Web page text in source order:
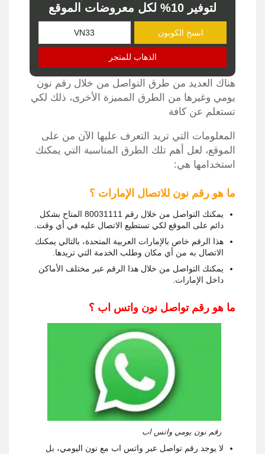
لتوفير 10% لكل معروضات الموقع
انسخ الكوبون
الذهاب للمتجر
هناك العديد من طرق التواصل من خلال رقم نون
يومي وغيرها من الطرق المميزة الأخرى، ذلك لكي
تستعلم عن كافة
المعلومات التي تريد التعرف عليها الآن من على
الموقع، لعل أهم تلك الطرق المناسبة التي يمكنك
استخدامها هي:
ما هو رقم نون للاتصال الإمارات ؟
يمكنك التواصل من خلال رقم 80031111 المتاح بشكل
دائم على الموقع لكي تستطيع الاتصال عليه في أي وقت.
هذا الرقم خاص بالإمارات العربية المتحدة، بالتالي يمكنك
الاتصال به من أي مكان وطلب الخدمة التي تريدها.
يمكنك التواصل من خلال هذا الرقم عبر مختلف الأماكن
داخل الإمارات.
ما هو رقم تواصل نون واتس اب ؟
رقم نون يومي واتس اب
لا يوجد رقم تواصل عبر واتس اب مع نون اليومي، بل